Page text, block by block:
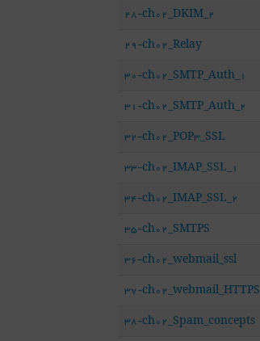
28-ch02_DKIM_2
29-ch02_Relay
30-ch02_SMTP_Auth_1
31-ch02_SMTP_Auth_2
32-ch02_POP3_SSL
33-ch02_IMAP_SSL_1
34-ch02_IMAP_SSL_2
35-ch02_SMTPS
36-ch02_webmail_ssl
37-ch02_webmail_HTTPS
38-ch02_Spam_concepts